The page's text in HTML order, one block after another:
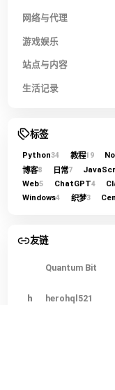
网络与代理
游戏娱乐
站点与内容
生活记录
标签
Python34 教程19
博客8 日常7
Web5 ChatGPT4
Windows4 织梦3
友链
Quantum Bit
h herohql521